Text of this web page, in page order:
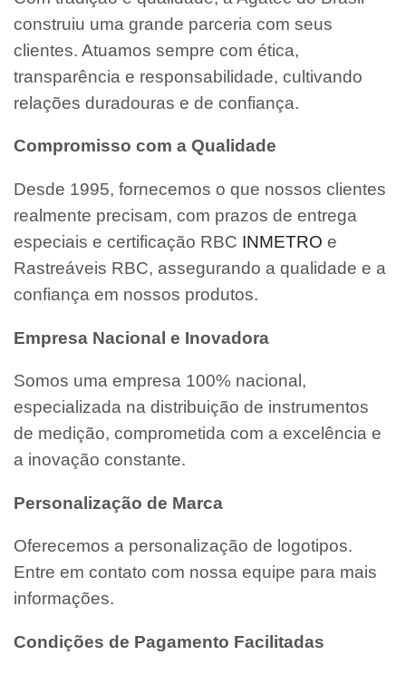
construiu uma grande parceria com seus
clientes. Atuamos sempre com ética,
transparência e responsabilidade, cultivando
relações duradouras e de confiança.
Compromisso com a Qualidade
Desde 1995, fornecemos o que nossos clientes
realmente precisam, com prazos de entrega
especiais e certificação RBC INMETRO e
Rastreáveis RBC, assegurando a qualidade e a
confiança em nossos produtos.
Empresa Nacional e Inovadora
Somos uma empresa 100% nacional,
especializada na distribuição de instrumentos
de medição, comprometida com a excelência e
a inovação constante.
Personalização de Marca
Oferecemos a personalização de logotipos.
Entre em contato com nossa equipe para mais
informações.
Condições de Pagamento Facilitadas